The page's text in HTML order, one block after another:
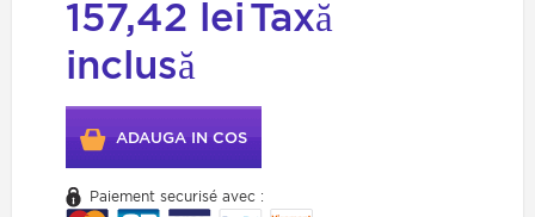
157,42 leiTaxă
inclusă
ADAUGA IN COS
Paiement securisé avec :